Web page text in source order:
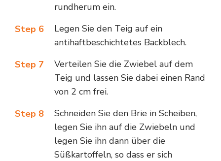
rundherum ein.
Step 6
Legen Sie den Teig auf ein
antihaftbeschichtetes Backblech.
Step 7
Verteilen Sie die Zwiebel auf dem
Teig und lassen Sie dabei einen Rand
von 2 cm frei.
Step 8
Schneiden Sie den Brie in Scheiben,
legen Sie ihn auf die Zwiebeln und
legen Sie ihn dann über die
Süßkartoffeln, so dass er sich